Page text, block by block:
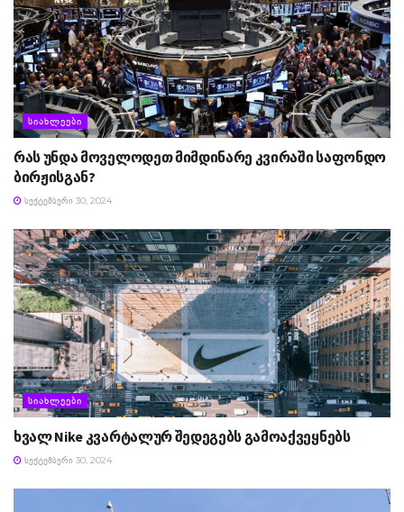
ᲡᲘᲐᲮᲚᲔᲔᲑᲘ
რას უნდა მოველოდეთ მიმდინარე კვირაში საფონდო
ბირჟისგან?
ᲡᲔᲥᲢᲔᲛᲑᲔᲠᲘ 30, 2024
ᲡᲘᲐᲮᲚᲔᲔᲑᲘ
ხვალ Nike კვარტალურ შედეგებს გამოაქვეყნებს
ᲡᲔᲥᲢᲔᲛᲑᲔᲠᲘ 30, 2024